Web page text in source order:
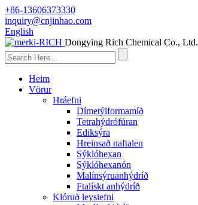
+86-13606373330
inquiry@cnjinhao.com
English
Dongying Rich Chemical Co., Ltd.
Heim
Vörur
Hráefni
Dímetýlformamíð
Tetrahýdrófúran
Ediksýra
Hreinsað naftalen
Sýklóhexan
Sýklóhexanón
Malínsýruanhýdríð
Ftalískt anhýdríð
Klóruð leysiefni